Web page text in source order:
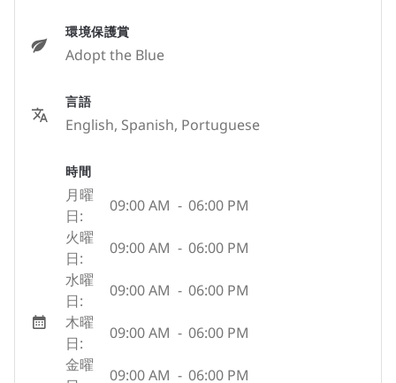
環境保護賞
Adopt the Blue
言語
English, Spanish, Portuguese
時間
月曜
日:
09:00 AM - 06:00 PM
火曜
日:
09:00 AM - 06:00 PM
水曜
日:
09:00 AM - 06:00 PM
木曜
日:
09:00 AM - 06:00 PM
金曜
09:00 AM - 06:00 PM